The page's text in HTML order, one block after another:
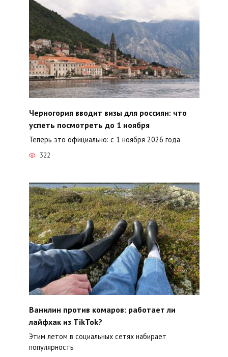
Черногория вводит визы для россиян: что
успеть посмотреть до 1 ноября
Теперь это официально: с 1 ноября 2026 года
322
Ванилин против комаров: работает ли
лайфхак из TikTok?
Этим летом в социальных сетях набирает
популярность